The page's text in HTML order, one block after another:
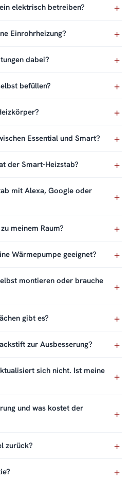
elektrisch betreiben?
Einrohrheizung?
dabei?
befüllen?
Essential und Smart?
der Smart-Heizstab?
mit Alexa, Google oder
meinem Raum?
Wärmepumpe geeignet?
montieren oder brauche
gibt es?
zur Ausbesserung?
sich nicht. Ist meine
und was kostet der
zurück?